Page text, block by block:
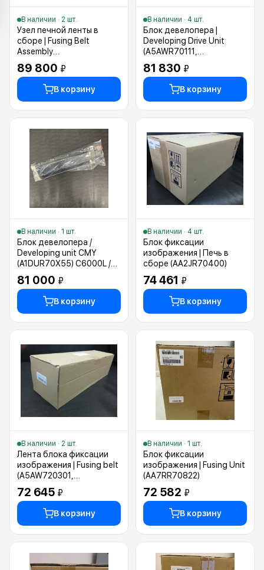
В наличии · 2 шт.
Узел печной ленты в
сборе | Fusing Belt
Assembly
(A9VER70422,A9VPR78300)
89 800 ₽
В корзину
В наличии · 4 шт.
Блок девелопера |
Developing Drive Unit
(A5AWR70111,
A92WR70K22,
A5AWR70177)
81 830 ₽
В корзину
В наличии · 1 шт.
Блок девелопера /
Developing unit CMY
(A1DUR70X55) C6000L /
C6000 / С7000
81 000 ₽
В корзину
В наличии · 4 шт.
Блок фиксации
изображения | Печь в
сборе (AA2JR70400)
74 461 ₽
В корзину
В наличии · 2 шт.
Лента блока фиксации
изображения | Fusing belt
(A5AW720301,
A5AW720300)
72 645 ₽
В корзину
В наличии · 1 шт.
Блок фиксации
изображения | Fusing Unit
(AA7RR70822)
72 582 ₽
В корзину